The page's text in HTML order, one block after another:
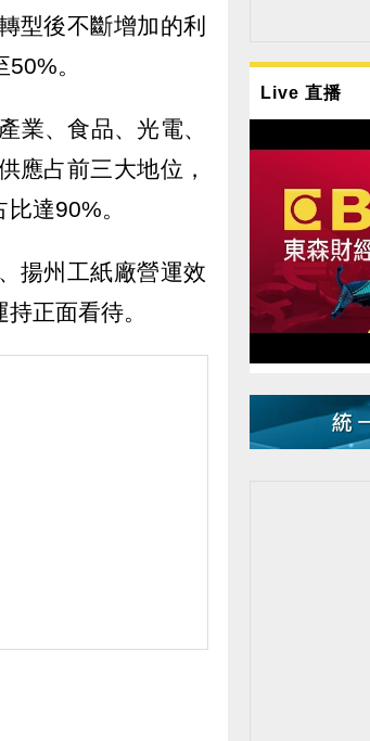
型後不斷增加的利
。
業、食品、光電、
應占前三大地位，
達90%。
揚州工紙廠營運效
正面看待。
Live 直播